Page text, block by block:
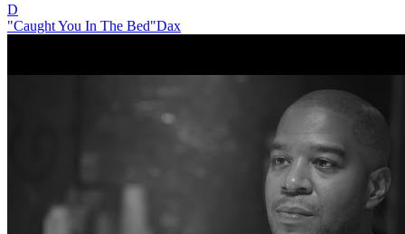
D
"Caught You In The Bed"Dax